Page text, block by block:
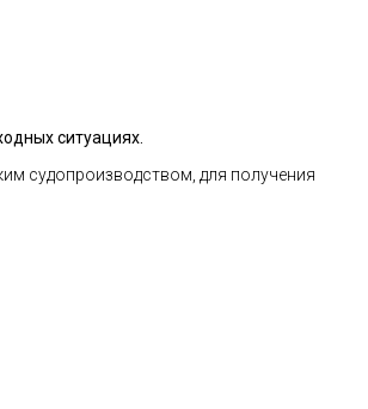
ситуациях.
судопроизводством, для получения